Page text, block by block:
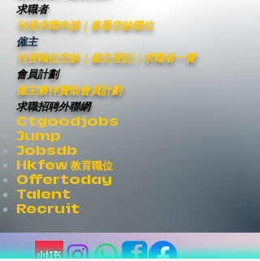
求職者
刊登求職申請｜ 查看空缺職位
僱主
刊登職位空缺｜僱主登記｜求職者一覽
會員計劃
僱主夥伴贊助會員計劃
求職招聘外聯網
Ctgoodjobs
Jump
Jobsdb
Hkfew 教育職位
Offertoday
Talent
Recruit